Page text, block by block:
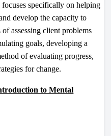
specifically on helping
develop the capacity to
assessing client problems
goals, developing a
of evaluating progress,
for change.
to Mental